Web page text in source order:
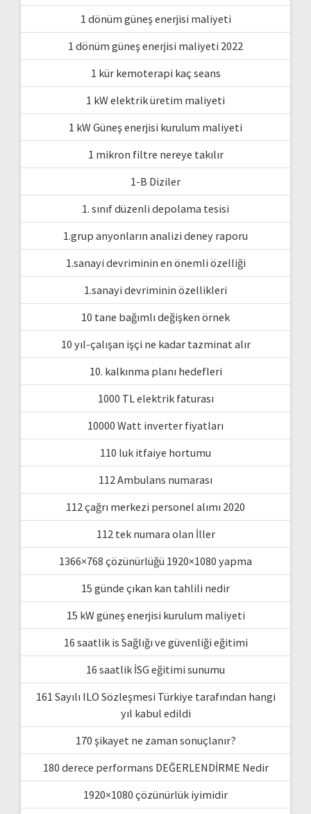
1 dönüm güneş enerjisi maliyeti
1 dönüm güneş enerjisi maliyeti 2022
1 kür kemoterapi kaç seans
1 kW elektrik üretim maliyeti
1 kW Güneş enerjisi kurulum maliyeti
1 mikron filtre nereye takılır
1-B Diziler
1. sınıf düzenli depolama tesisi
1.grup anyonların analizi deney raporu
1.sanayi devriminin en önemli özelliği
1.sanayi devriminin özellikleri
10 tane bağımlı değişken örnek
10 yıl-çalışan işçi ne kadar tazminat alır
10. kalkınma planı hedefleri
1000 TL elektrik faturası
10000 Watt inverter fiyatları
110 luk itfaiye hortumu
112 Ambulans numarası
112 çağrı merkezi personel alımı 2020
112 tek numara olan İller
1366×768 çözünürlüğü 1920×1080 yapma
15 günde çıkan kan tahlili nedir
15 kW güneş enerjisi kurulum maliyeti
16 saatlik is Sağlığı ve güvenliği eğitimi
16 saatlik İSG eğitimi sunumu
161 Sayılı ILO Sözleşmesi Türkiye tarafından hangi
yıl kabul edildi
170 şikayet ne zaman sonuçlanır?
180 derece performans DEĞERLENDİRME Nedir
1920×1080 çözünürlük iyimidir